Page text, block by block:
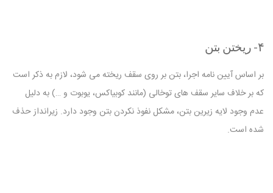
۴- ریختن بتن
بر اساس آیین نامه اجرا، بتن بر روی سقف ریخته می شود، لازم به ذکر است
که بر خلاف سایر سقف های توخالی (مانند کوبیاکس، یوبوت و …) به دلیل
عدم وجود لایه زیرین بتن، مشکل نفوذ نکردن بتن وجود دارد. زیرانداز حذف
شده است.